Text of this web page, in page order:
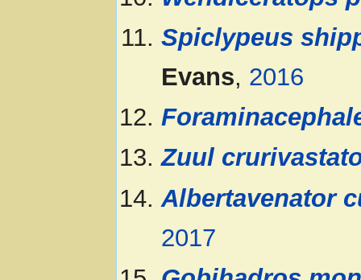
Spiclypeus
Evans, 2016
Zuul
Albertavenator
2017